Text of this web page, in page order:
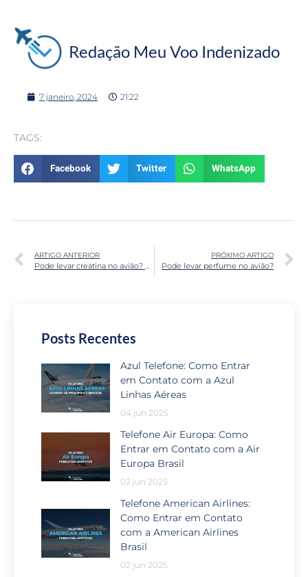
Redação Meu Voo Indenizado
7 janeiro, 2024 21:22
TAGS:
Facebook Twitter WhatsApp
ARTIGO ANTERIOR
Pode levar creatina no avião? Saiba aqui
PRÓXIMO ARTIGO
Pode levar perfume no avião?
Posts Recentes
Azul Telefone: Como Entrar
em Contato com a Azul
Linhas Aéreas
04 jun 2025
Telefone Air Europa: Como
Entrar em Contato com a Air
Europa Brasil
02 jun 2025
Telefone American Airlines:
Como Entrar em Contato
com a American Airlines
Brasil
02 jun 2025